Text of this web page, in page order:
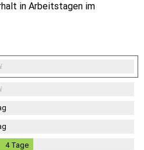
in Arbeitstagen im
i
i
4Tage